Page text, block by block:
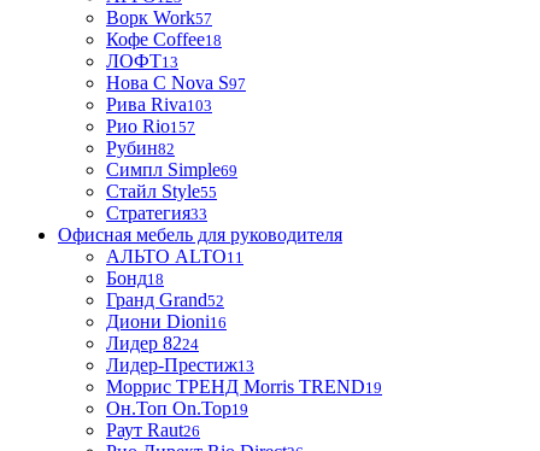
Ворк Work57
Кофе Coffee18
ЛОФТ13
Нова С Nova S97
Рива Riva103
Рио Rio157
Рубин82
Симпл Simple69
Стайл Style55
Стратегия33
Офисная мебель для руководителя
АЛЬТО ALTO11
Бонд18
Гранд Grand52
Диони Dioni16
Лидер 8224
Лидер-Престиж13
Моррис ТРЕНД Morris TREND19
Он.Топ On.Top19
Раут Raut26